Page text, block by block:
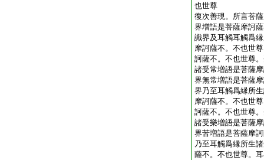
也世尊
復次善現。所言菩
界増語是菩薩摩訶
識界及耳觸耳觸爲
摩訶薩不。不也世
訶薩不。不也世尊
諸受常増語是菩薩
界無常増語是菩薩
界乃至耳觸爲縁所
摩訶薩不。不也世
訶薩不。不也世尊
諸受樂増語是菩薩
界苦増語是菩薩摩
乃至耳觸爲縁所生
薩不。不也世尊。